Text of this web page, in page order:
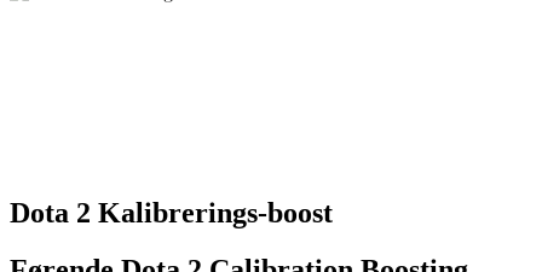
Dota 2 Kalibrerings-boost